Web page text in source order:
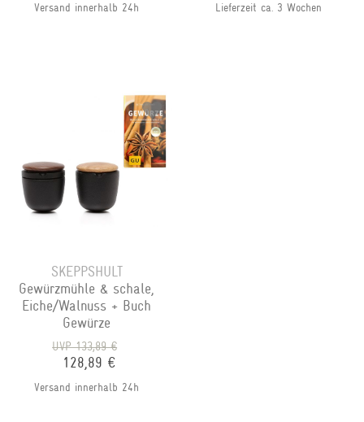
Versand innerhalb 24h Lieferzeit ca. 3 Wochen
SKEPPSHULT
Gewürzmühle & schale,
Eiche/Walnuss + Buch
Gewürze
UVP 133,89 €
128,89 €
Versand innerhalb 24h